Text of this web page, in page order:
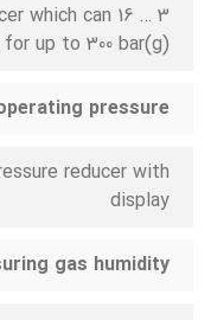
which can
up to 300 bar(g)
pressure
reducer with
display
gas humidity